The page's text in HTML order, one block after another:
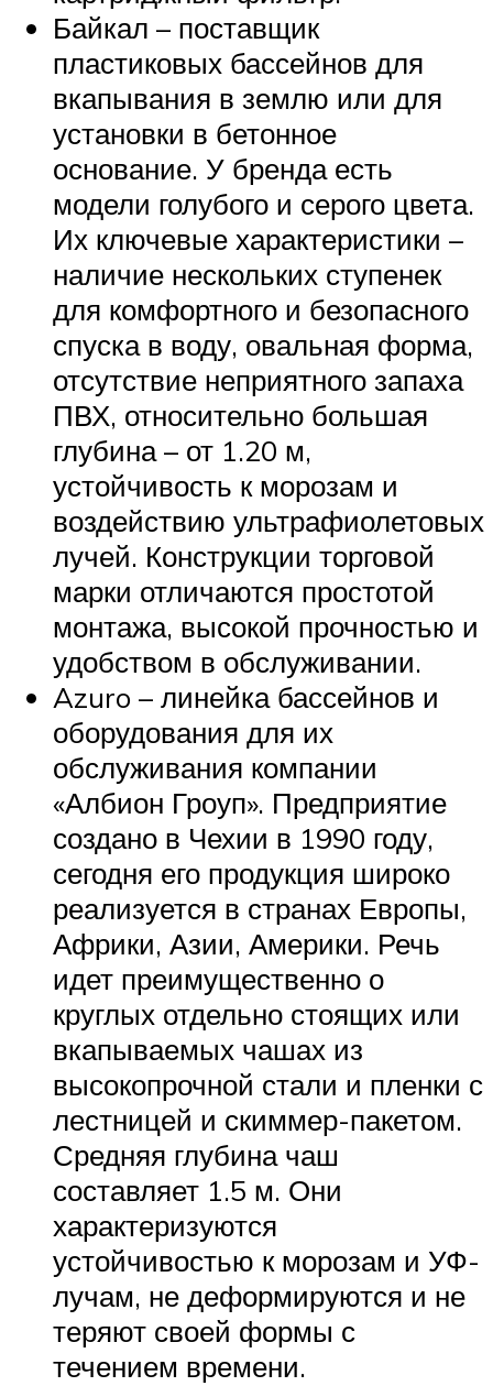
Байкал – поставщик
пластиковых бассейнов для
вкапывания в землю или для
установки в бетонное
основание. У бренда есть
модели голубого и серого цвета.
Их ключевые характеристики –
наличие нескольких ступенек
для комфортного и безопасного
спуска в воду, овальная форма,
отсутствие неприятного запаха
ПВХ, относительно большая
глубина – от 1.20 м,
устойчивость к морозам и
воздействию ультрафиолетовых
лучей. Конструкции торговой
марки отличаются простотой
монтажа, высокой прочностью и
удобством в обслуживании.
Azuro – линейка бассейнов и
оборудования для их
обслуживания компании
«Албион Гроуп». Предприятие
создано в Чехии в 1990 году,
сегодня его продукция широко
реализуется в странах Европы,
Африки, Азии, Америки. Речь
идет преимущественно о
круглых отдельно стоящих или
вкапываемых чашах из
высокопрочной стали и пленки с
лестницей и скиммер-пакетом.
Средняя глубина чаш
составляет 1.5 м. Они
характеризуются
устойчивостью к морозам и УФ-
лучам, не деформируются и не
теряют своей формы с
течением времени.